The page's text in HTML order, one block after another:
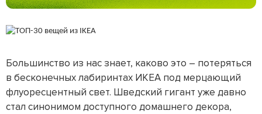
Большинство из нас знает, каково это – потеряться
в бесконечных лабиринтах ИКЕА под мерцающий
флуоресцентный свет. Шведский гигант уже давно
стал синонимом доступного домашнего декора,